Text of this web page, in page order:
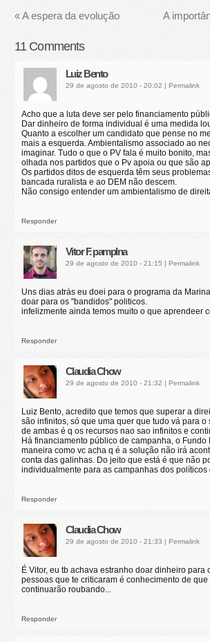
«A espera da evolução A
11 Comments
Luiz Bento
29 de agosto de 2010 - 20:02 | Permalink
Acho que a luta deve ser pelo financiamento
Dar dinheiro de forma individual é uma medida
Quanto a escolher um candidato que pense no
mais a esquerda. Ambientalismo associado ao
imaginar. Tudo o que o PV fala é muito bonito,
olhada nos partidos que o Pv apoia ou que são
Os partidos ditos de esquerda têm seus
bancada ruralista e ao DEM não descem.
Não consigo entender um ambientalismo de
Responder
Vitor F. pamplna
29 de agosto de 2010 - 21:15 | Permalink
Uns dias atrás eu doei para o programa da
doar para os "bandidos" politicos.
infelizmente ainda temos muito o que aprendeer
Responder
Claudia Chow
29 de agosto de 2010 - 21:32 | Permalink
Luiz Bento, acredito que temos que superar a
são infinitos, só que uma quer que tudo vá para
de ambas é q os recursos nao sao infinitos e
Há financiamento público de campanha, o
maneira como vc acha q é a solução não irá
conta das galinhas. Do jeito que está é que não
individualmente para as campanhas dos políticos
Responder
Claudia Chow
29 de agosto de 2010 - 21:33 | Permalink
É Vitor, eu tb achava estranho doar dinheiro
pessoas que te criticaram é conhecimento de
continuarão roubando...
Responder